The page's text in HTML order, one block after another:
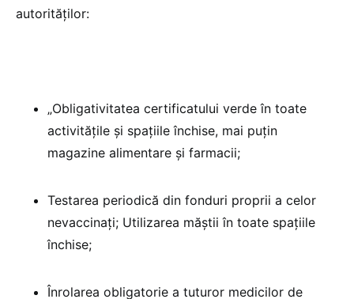
autorităților:
„Obligativitatea certificatului verde în toate
activitățile și spațiile închise, mai puțin
magazine alimentare și farmacii;
Testarea periodică din fonduri proprii a celor
nevaccinați; Utilizarea măștii în toate spațiile
închise;
Înrolarea obligatorie a tuturor medicilor de